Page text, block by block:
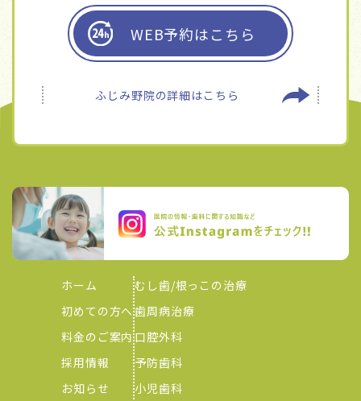
WEB予約はこちら
ふじみ野院の詳細はこちら
ホーム
初めての方へ
料金のご案内
採用情報
お知らせ
むし歯/根っこの治療
歯周病治療
口腔外科
予防歯科
小児歯科